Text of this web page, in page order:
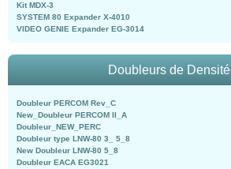
Kit MDX-3
SYSTEM 80 Expander X-4010
VIDEO GENIE Expander EG-3014
Doubleurs de Densité
Doubleur PERCOM Rev_C
New_Doubleur PERCOM II_A
Doubleur_NEW_PERC
Doubleur type LNW-80 3_ 5_8
New Doubleur LNW-80 5_8
Doubleur EACA EG3021